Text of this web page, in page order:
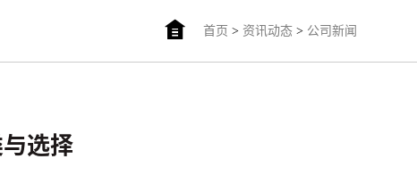
首页 > 资讯动态> 公司新闻
选择